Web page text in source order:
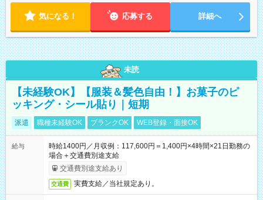
気になる！ 応募する 詳細へ
未読
【未経験OK】【服装＆髪色自由！】お菓子のピ
ッキング・シール貼り｜短期
派遣 職種未経験OK ブランクOK WEB登録・面接OK
給与
時給1400円／月収例：117,600円＝1,400円×4時間×21日勤務の
場合＋交通費別途支給
交通費別途支給あり
交通費 実費支給／当社規定あり。